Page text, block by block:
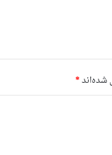
شده‌اند*